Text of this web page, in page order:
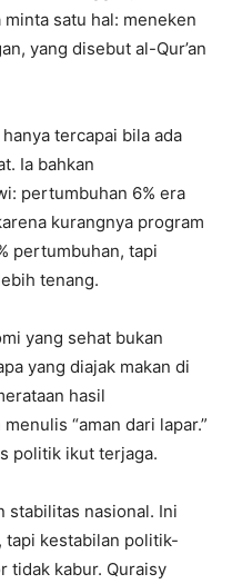
minta satu hal: meneken
yang disebut al-Qur’an
tercapai bila ada
Ia bahkan
pertumbuhan 6% era
kurangnya program
pertumbuhan, tapi
tenang.
yang sehat bukan
yang diajak makan di
hasil
“aman dari lapar.”
politik ikut terjaga.
stabilitas nasional. Ini
tapi kestabilan politik-
tidak kabur. Quraisy